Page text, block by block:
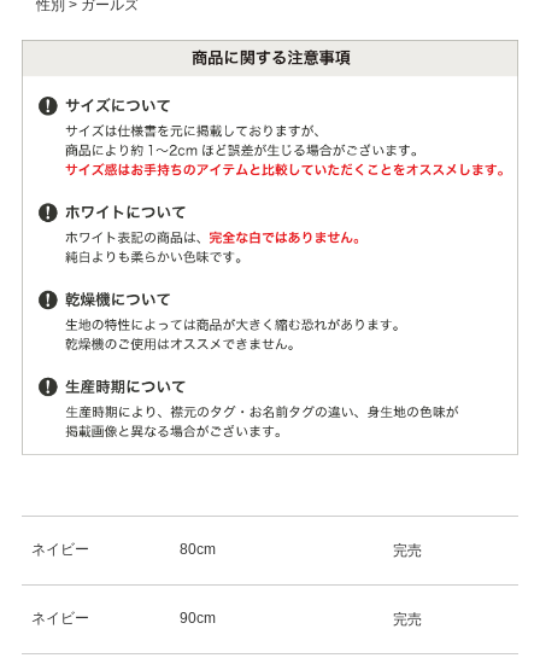
性別 > ガールズ
ネイビー 80cm 完売
ネイビー 90cm 完売